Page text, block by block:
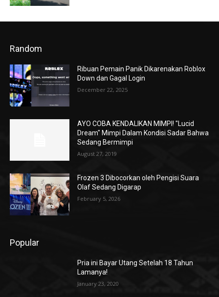
Random
Ribuan Pemain Panik Dikarenakan Roblox
Down dan Gagal Login
December 22, 2025
AYO COBA KENDALIKAN MIMPI! "Lucid
Dream" Mimpi Dalam Kondisi Sadar Bahwa
Sedang Bermimpi
August 27, 2019
Frozen 3 Dibocorkan oleh Pengisi Suara
Olaf Sedang Digarap
February 5, 2026
Popular
Pria ini Bayar Utang Setelah 18 Tahun
Lamanya!
January 23, 2020